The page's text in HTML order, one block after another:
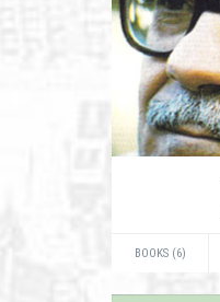
BOOKS (6)